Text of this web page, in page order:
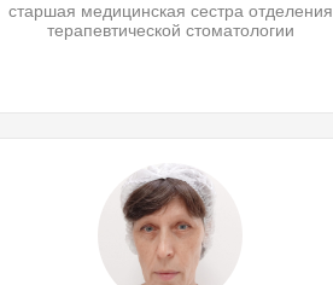
старшая медицинская сестра отделения
терапевтической стоматологии